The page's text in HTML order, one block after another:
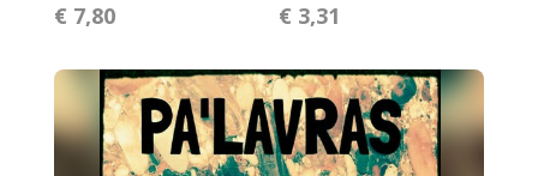
€ 7,80 € 3,31